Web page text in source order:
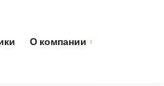
О компании